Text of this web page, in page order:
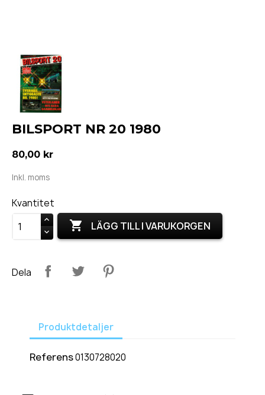
BILSPORT NR 20 1980
80,00 kr
Inkl. moms
Kvantitet
 LÄGG TILL I VARUKORGEN
Dela
Produktdetaljer
Referens0130728020